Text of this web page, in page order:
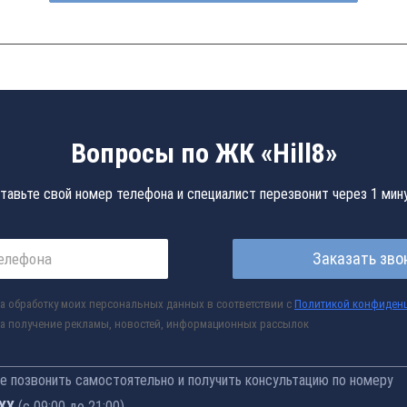
Вопросы по ЖК «Hill8»
свой номер телефона и специалист перезвонит через 1
Заказать
обработку моих персональных данных в соответствии с Политикой
получение рекламы, новостей, информационных рассылок
самостоятельно и получить консультацию по номеру